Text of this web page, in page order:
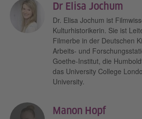
Dr Elisa Jochum
Dr. Elisa Jochum ist
Kulturhistorikerin. Sie ist
Filmerbe in der Deutschen
Arbeits- und
Goethe-Institut, die
das University College
University.
Manon Hopf